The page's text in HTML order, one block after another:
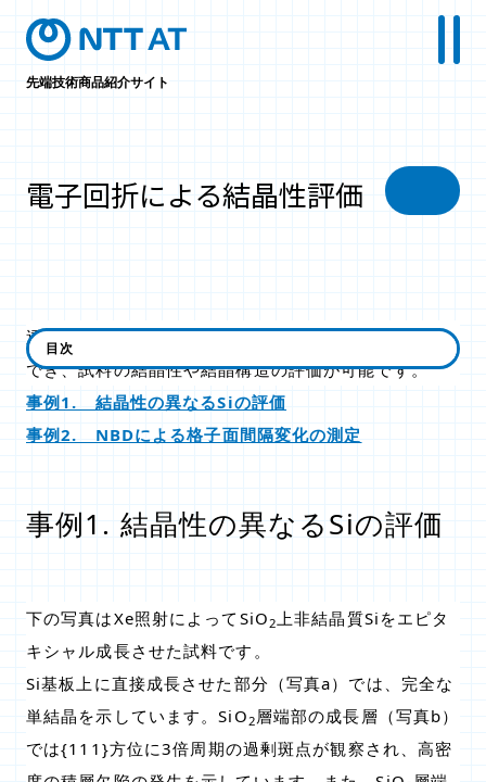
先端技術商品紹介サイト
電子回折による結晶性評価
透過電子顕微鏡（TEM）では電子回折パターンを取得
でき、試料の結晶性や結晶構造の評価が可能です。
事例1. 結晶性の異なるSiの評価
事例2. NBDによる格子面間隔変化の測定
事例1. 結晶性の異なるSiの評価
下の写真はXe照射によってSiO 2上非結晶質Siをエピタ
キシャル成長させた試料です。
Si基板上に直接成長させた部分（写真a）では、完全な
単結晶を示しています。SiO 2層端部の成長層（写真b）
では{111}方位に3倍周期の過剰斑点が観察され、高密
目次